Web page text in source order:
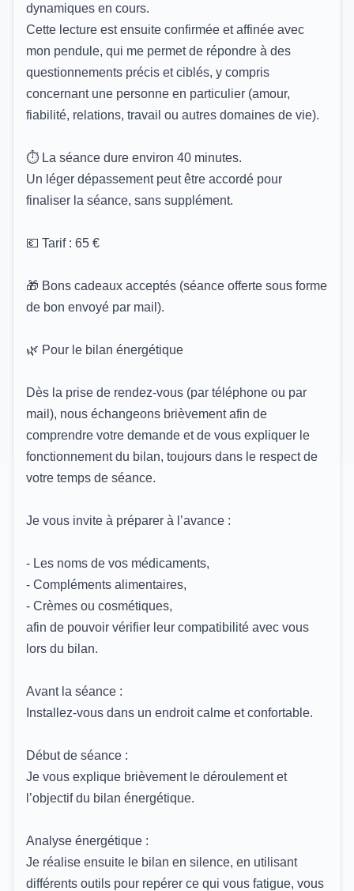
dynamiques en cours.
Cette lecture est ensuite confirmée et affinée avec
mon pendule, qui me permet de répondre à des
questionnements précis et ciblés, y compris
concernant une personne en particulier (amour,
fiabilité, relations, travail ou autres domaines de vie).
⏱️ La séance dure environ 40 minutes.
Un léger dépassement peut être accordé pour
finaliser la séance, sans supplément.
💶 Tarif : 65 €
🎁 Bons cadeaux acceptés (séance offerte sous forme
de bon envoyé par mail).
🌿 Pour le bilan énergétique
Dès la prise de rendez-vous (par téléphone ou par
mail), nous échangeons brièvement afin de
comprendre votre demande et de vous expliquer le
fonctionnement du bilan, toujours dans le respect de
votre temps de séance.
Je vous invite à préparer à l’avance :
- Les noms de vos médicaments,
- Compléments alimentaires,
- Crèmes ou cosmétiques,
afin de pouvoir vérifier leur compatibilité avec vous
lors du bilan.
Avant la séance :
Installez-vous dans un endroit calme et confortable.
Début de séance :
Je vous explique brièvement le déroulement et
l’objectif du bilan énergétique.
Analyse énergétique :
Je réalise ensuite le bilan en silence, en utilisant
différents outils pour repérer ce qui vous fatigue, vous